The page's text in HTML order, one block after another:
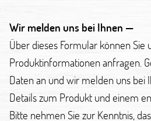
Wir melden uns bei Ihnen —
Über dieses Formular können
Produktinformationen anfragen.
Daten an und wir melden uns bei
Details zum Produkt und einem
Bitte nehmen Sie zur Kenntnis,